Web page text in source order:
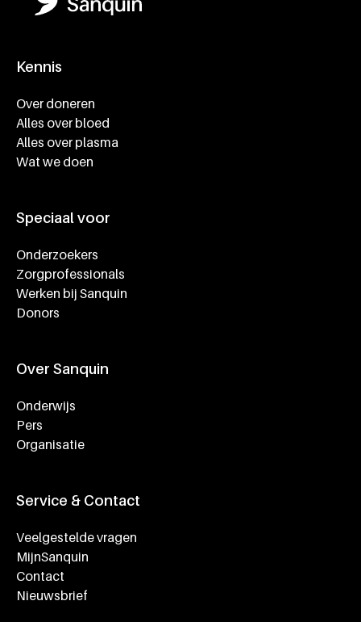
Kennis
Over doneren
Alles over bloed
Alles over plasma
Wat we doen
Speciaal voor
Onderzoekers
Zorgprofessionals
Werken bij Sanquin
Donors
Over Sanquin
Onderwijs
Pers
Organisatie
Service & Contact
Veelgestelde vragen
MijnSanquin
Contact
Nieuwsbrief